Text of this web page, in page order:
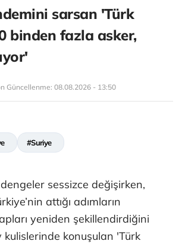
sarsan 'Türk
binden fazla asker,
Güncellenme: 08.08.2026 - 13:50
#Suriye
sessizce değişirken,
attığı adımların
yeniden şekillendirdiğini
kulislerinde konuşulan 'Türk